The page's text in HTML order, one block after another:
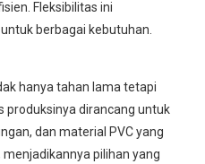
Fleksibilitas ini
berbagai kebutuhan.
hanya tahan lama tetapi
produksinya dirancang untuk
dan material PVC yang
pilihan yang